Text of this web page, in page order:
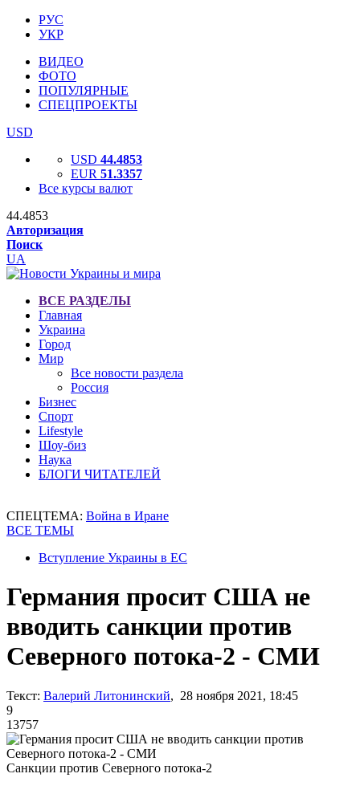
РУС
УКР
ВИДЕО
ФОТО
ПОПУЛЯРНЫЕ
СПЕЦПРОЕКТЫ
USD
USD 44.4853
EUR 51.3357
Все курсы валют
44.4853
Авторизация
Поиск
UA
ВСЕ РАЗДЕЛЫ
Главная
Украина
Город
Мир
Все новости раздела
Россия
Бизнес
Спорт
Lifestyle
Шоу-биз
Наука
БЛОГИ ЧИТАТЕЛЕЙ
СПЕЦТЕМА: Война в Иране
ВСЕ ТЕМЫ
Вступление Украины в ЕС
Германия просит США не
вводить санкции против
Северного потока-2 - СМИ
Текст: Валерий Литонинский, 28 ноября 2021, 18:45
9
13757
Санкции против Северного потока-2